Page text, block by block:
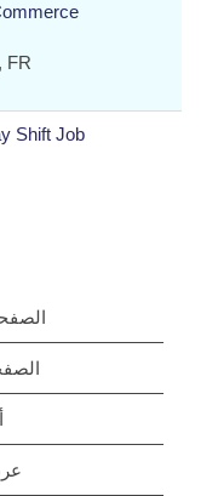
FR
Shift Job